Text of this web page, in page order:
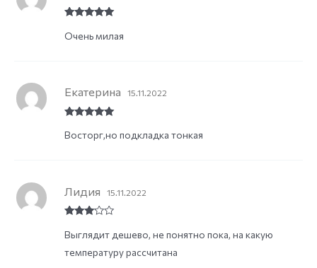
of 5
Очень милая
of 5
Екатерина 15.11.2022
Восторг,но подкладка тонкая
out of
Лидия 15.11.2022
Выглядит дешево, не понятно пока, на какую
температуру рассчитана